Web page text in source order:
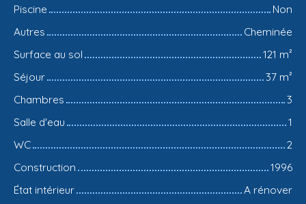
Piscine
Non
Autres
Cheminée
Surface au sol
121 m²
Séjour
37 m²
Chambres
3
Salle d'eau
1
WC
2
Construction
1996
État intérieur
A rénover